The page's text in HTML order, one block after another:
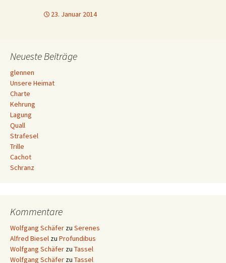
23. Januar 2014
Neueste Beiträge
glennen
Unsere Heimat
Charte
Kehrung
Lagung
Quall
Strafesel
Trille
Cachot
Schranz
Kommentare
Wolfgang Schäfer zu Serenes
Alfred Biesel zu Profundibus
Wolfgang Schäfer zu Tassel
Wolfgang Schäfer zu Tassel